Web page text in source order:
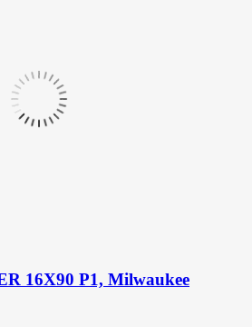
16X90 P1, Milwaukee